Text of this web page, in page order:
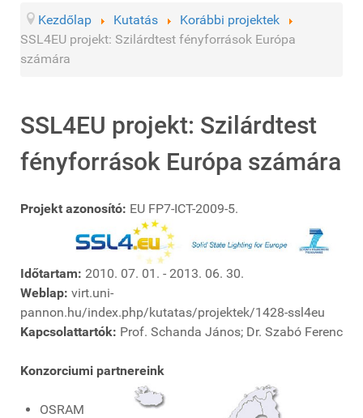
Kezdőlap Kutatás
Korábbi projektek
SSL4EU projekt: Szilárdtest fényforrások Európa
számára
SSL4EU projekt: Szilárdtest
fényforrások Európa számára
Projekt azonosító: EU FP7-ICT-2009-5.
Időtartam: 2010. 07. 01. - 2013. 06. 30.
Weblap: virt.uni-
pannon.hu/index.php/kutatas/projektek/1428-ssl4eu
Kapcsolattartók: Prof. Schanda János; Dr. Szabó Ferenc
Konzorciumi partnereink
OSRAM